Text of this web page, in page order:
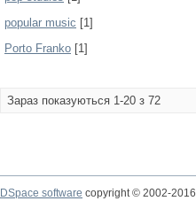
popular music [1]
Porto Franko [1]
Зараз показуються 1-20 з 72
DSpace software copyright © 2002-2016